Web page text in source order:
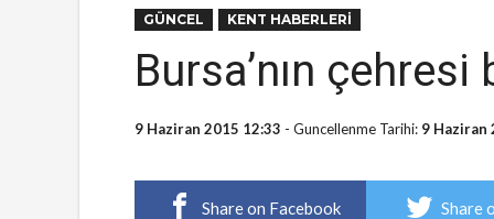
GÜNCEL KENT HABERLERİ
Bursa’nın
9 Haziran 2015 12:33 - Guncellenme Tarihi: 9 Haziran
Share on Facebook Share